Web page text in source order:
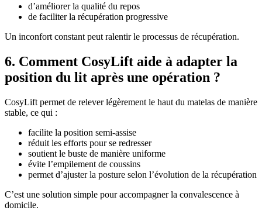
d’améliorer la qualité du repos
de faciliter la récupération progressive
Un inconfort constant peut ralentir le processus de récupération.
6. Comment CosyLift aide à adapter la
position du lit après une opération ?
CosyLift permet de relever légèrement le haut du matelas de manière
stable, ce qui :
facilite la position semi-assise
réduit les efforts pour se redresser
soutient le buste de manière uniforme
évite l’empilement de coussins
permet d’ajuster la posture selon l’évolution de la récupération
C’est une solution simple pour accompagner la convalescence à
domicile.